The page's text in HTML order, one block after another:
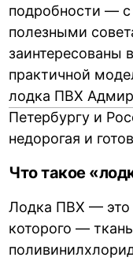
подробности —
полезными
заинтересованы
практичной
лодка ПВХ
Петербургу и
недорогая и
Что такое
Лодка ПВХ — это
которого —